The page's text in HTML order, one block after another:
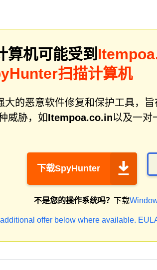
算机可能受到
扫描计算机
大的恶意软件修复和保护工具，
威胁，如Itempoa.co.in以及一对
下载SpyHunter
不是您的操作系统吗？ 下载
offer below where available.